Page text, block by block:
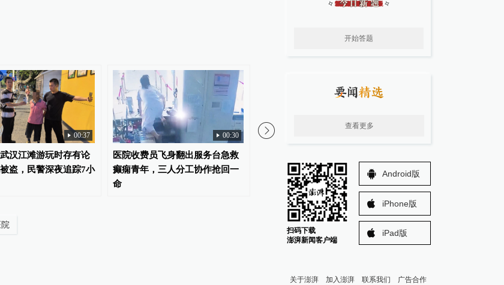
00:37
汉江滩游玩时存有论
盗，民警深夜追踪7小
00:30
医院收费员飞身翻出服务台急救
癫痫青年，三人分工协作抢回一
命
七分天注定，剩下三分才怪饮食
汉，坐3天的火车只想
开始答题
查看更多
扫码下载
澎湃新闻客户端
Android版
iPhone版
iPad版
关于澎湃 加入澎湃 联系我们 广告合作